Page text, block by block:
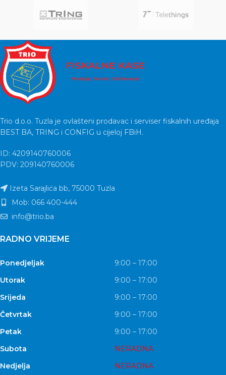
Trio d.o.o. Tuzla je ovlašteni prodavac i serviser fiskalnih uređaja
BEST BA, TRING i CONFIG u cijeloj FBiH.
ID: 4209140760006
PDV: 209140760006
Izeta Sarajlića bb, 75000 Tuzla
Mob: 066 400-444
info@trio.ba
RADNO VRIJEME
Ponedjeljak
9:00 – 17:00
Utorak
9:00 – 17:00
Srijeda
9:00 – 17:00
Četvrtak
9:00 – 17:00
Petak
9:00 – 17:00
Subota
NERADNA
Nedjelja
NERADNA